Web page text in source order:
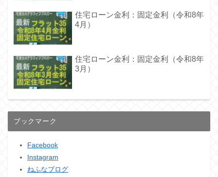
住宅ローン金利：固定金利（令和8年
4月）
住宅ローン金利：固定金利（令和8年
3月）
ブックマーク
Facebook
Instagram
ねふなブログ